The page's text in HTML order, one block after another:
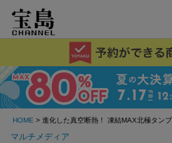
HOME > 進化した真空断熱！ 凍結MAX北極タン
マルチメディア